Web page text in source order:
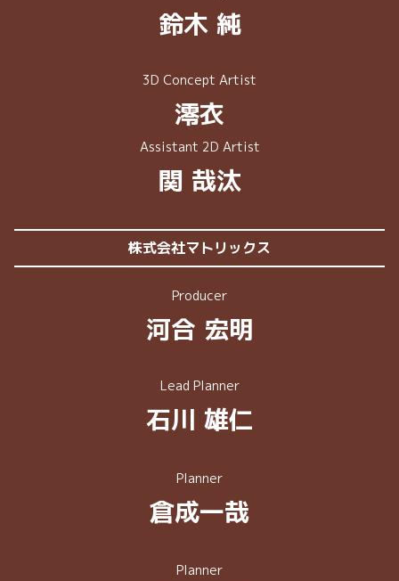
鈴木 純
3D Concept Artist
澪衣
Assistant 2D Artist
関 哉汰
株式会社マトリックス
Producer
河合 宏明
Lead Planner
⽯川 雄仁
Planner
倉成⼀哉
Planner